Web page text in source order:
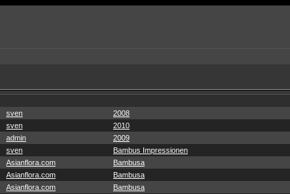
sven 2008
sven 2010
admin 2009
sven Bambus Impressionen
Asianflora.com Bambusa
Asianflora.com Bambusa
Asianflora.com Bambusa